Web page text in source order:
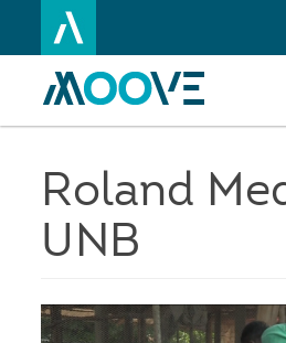
au
principalRoland
UNB